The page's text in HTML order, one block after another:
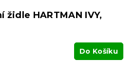
židle HARTMAN IVY,
Do Košíku